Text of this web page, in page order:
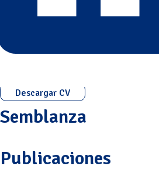
Descargar CV
Semblanza
Publicaciones